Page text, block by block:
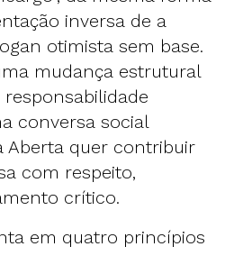
inversa de a
otimista sem base.
mudança estrutural
responsabilidade
conversa social
Aberta quer contribuir
com respeito,
crítico.
em quatro princípios